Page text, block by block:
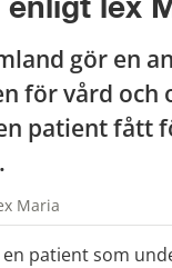
enligt lex
gör en
för vård och
patient fått
Maria
patient som